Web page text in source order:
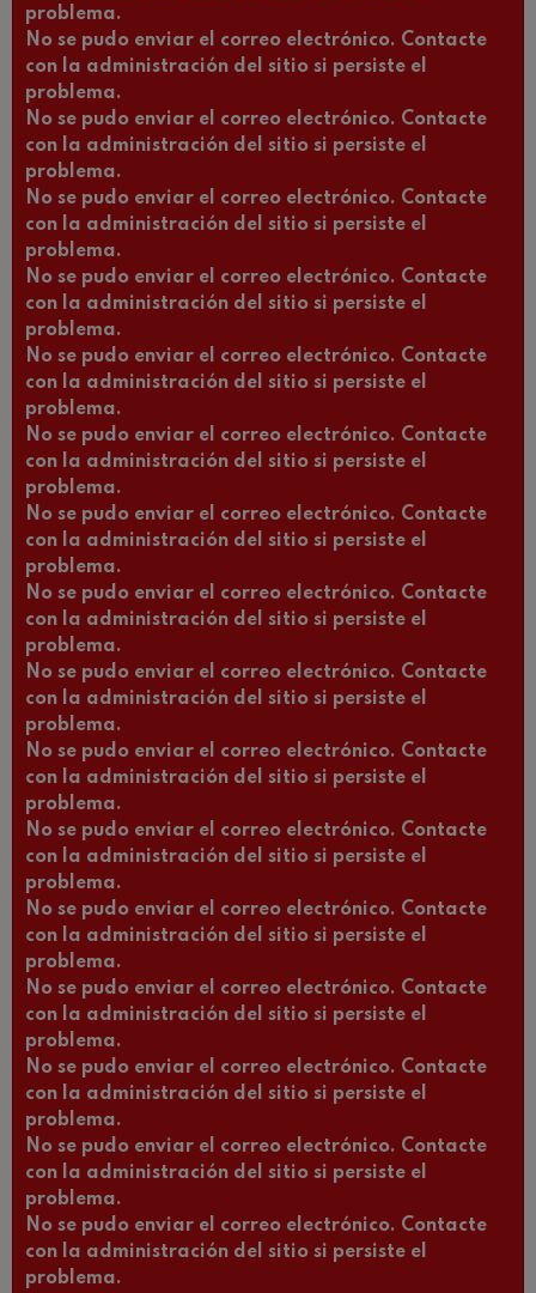
problema.
No se pudo enviar el correo electrónico. Contacte
con la administración del sitio si persiste el
problema.
No se pudo enviar el correo electrónico. Contacte
con la administración del sitio si persiste el
problema.
No se pudo enviar el correo electrónico. Contacte
con la administración del sitio si persiste el
problema.
No se pudo enviar el correo electrónico. Contacte
con la administración del sitio si persiste el
problema.
No se pudo enviar el correo electrónico. Contacte
con la administración del sitio si persiste el
problema.
No se pudo enviar el correo electrónico. Contacte
con la administración del sitio si persiste el
problema.
No se pudo enviar el correo electrónico. Contacte
con la administración del sitio si persiste el
problema.
No se pudo enviar el correo electrónico. Contacte
con la administración del sitio si persiste el
problema.
No se pudo enviar el correo electrónico. Contacte
con la administración del sitio si persiste el
problema.
No se pudo enviar el correo electrónico. Contacte
con la administración del sitio si persiste el
problema.
No se pudo enviar el correo electrónico. Contacte
con la administración del sitio si persiste el
problema.
No se pudo enviar el correo electrónico. Contacte
con la administración del sitio si persiste el
problema.
No se pudo enviar el correo electrónico. Contacte
con la administración del sitio si persiste el
problema.
No se pudo enviar el correo electrónico. Contacte
con la administración del sitio si persiste el
problema.
No se pudo enviar el correo electrónico. Contacte
con la administración del sitio si persiste el
problema.
No se pudo enviar el correo electrónico. Contacte
con la administración del sitio si persiste el
problema.